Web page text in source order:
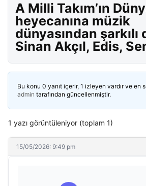
A Milli Takım’ın
heyecanına müzik
dünyasından şarkılı
Sinan Akçıl, Edis,
Bu konu 0 yanıt içerir, 1 izleyen vardır ve en
admin tarafından güncellenmiştir.
1 yazı görüntüleniyor (toplam 1)
15/05/2026: 9:49 pm